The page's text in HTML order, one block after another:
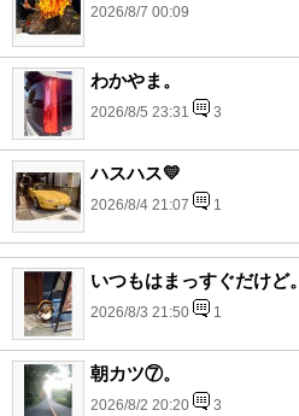
2026/8/7 00:09
わかやま。
2026/8/5 23:31 3
ハスハス💛
2026/8/4 21:07 1
いつもはまっすぐだけど。
2026/8/3 21:50 1
朝カツ⑦。
2026/8/2 20:20 3